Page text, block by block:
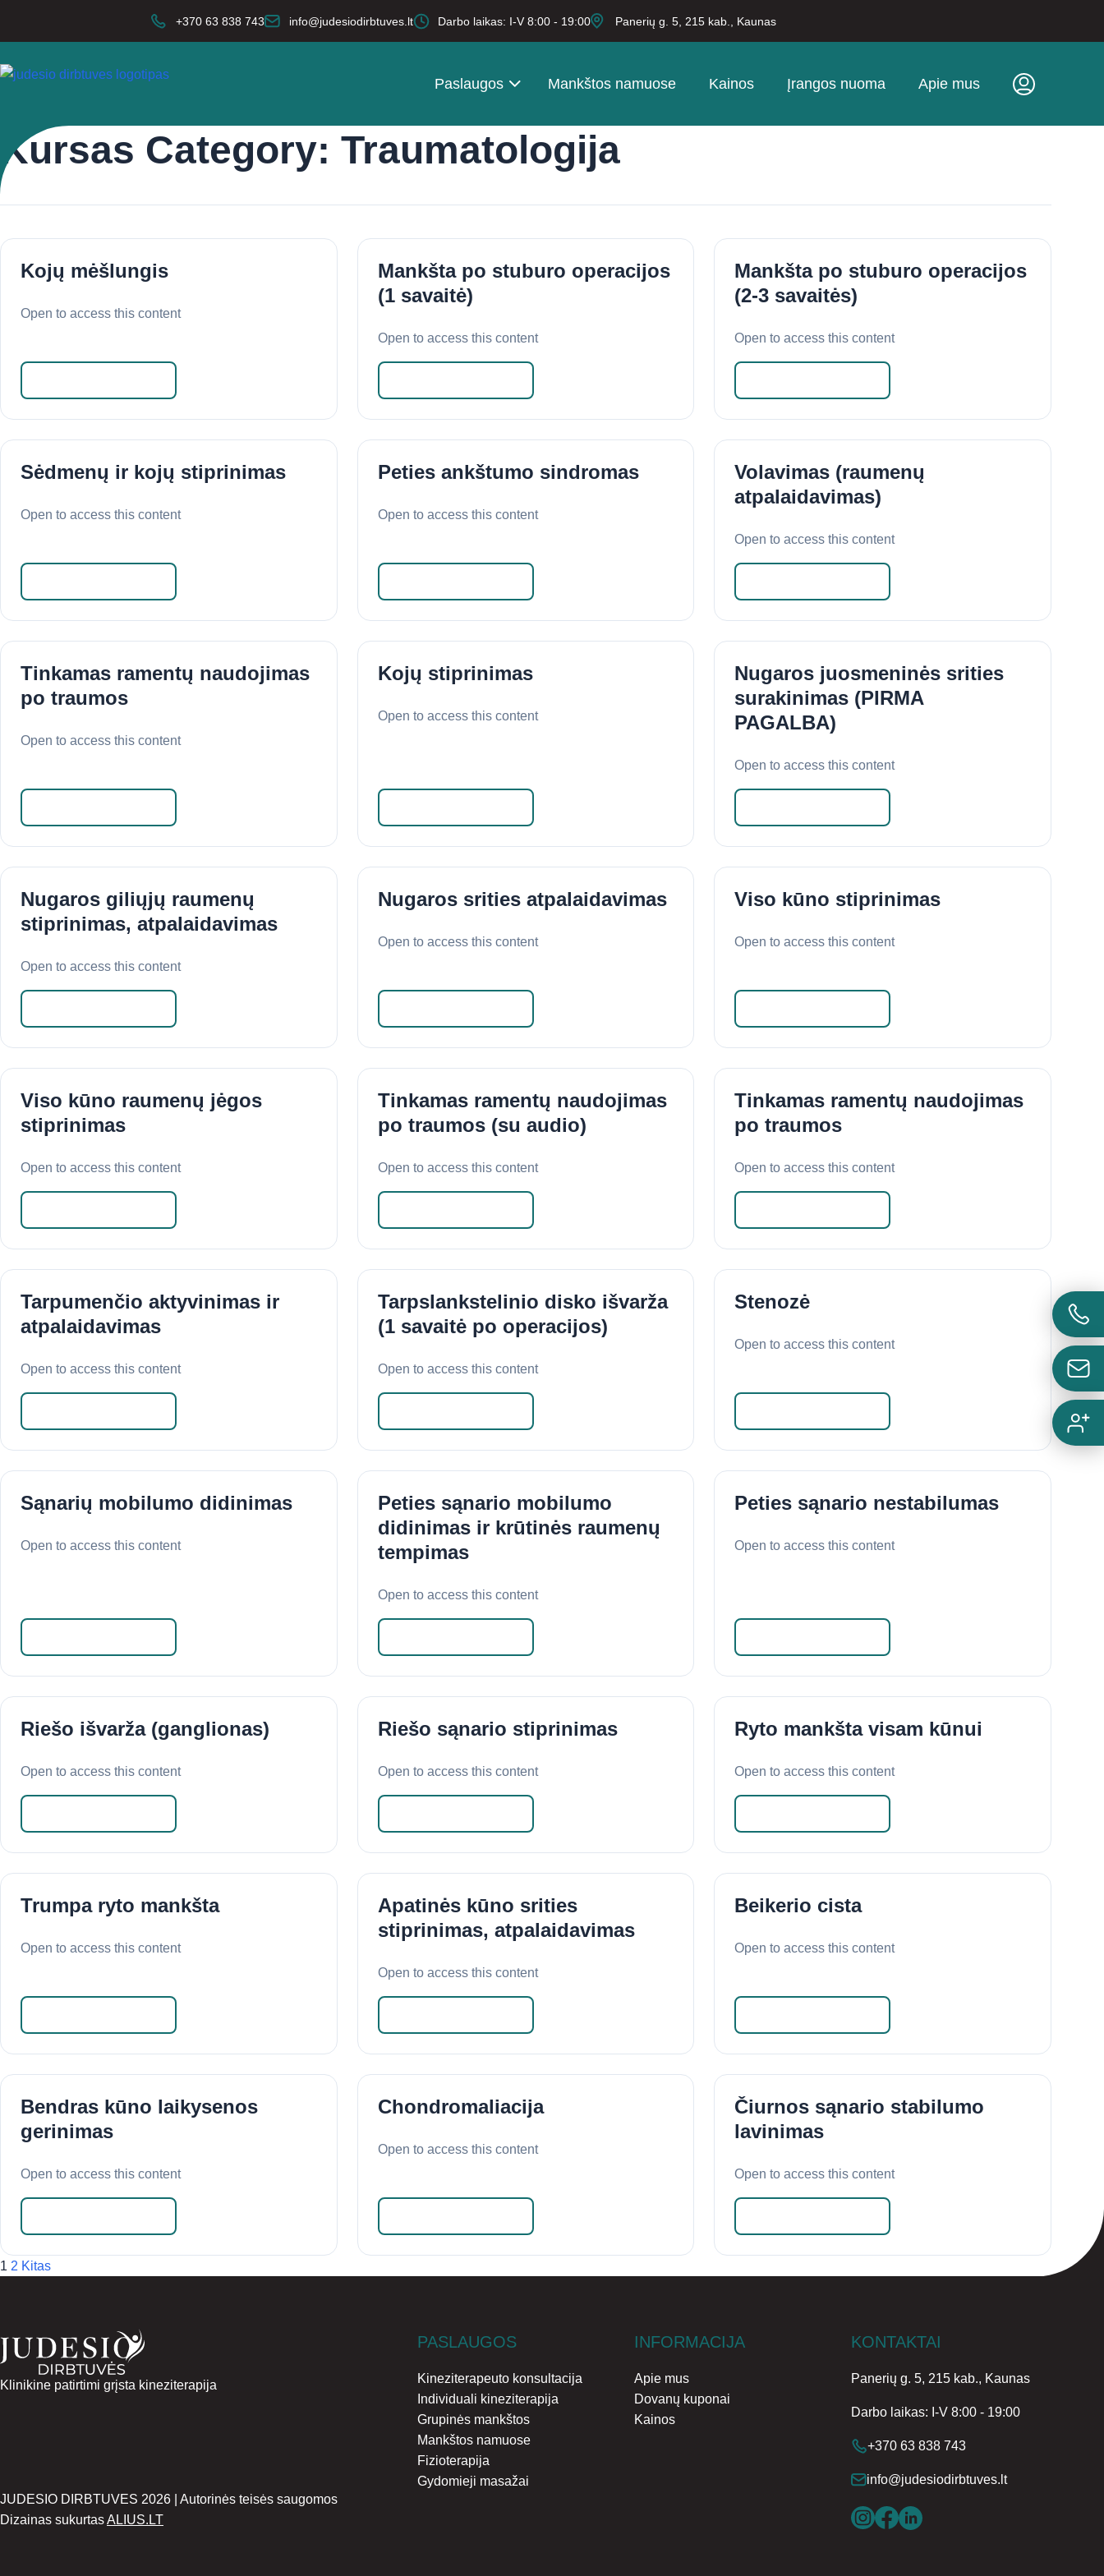
+370 63 838 743 info@judesiodirbtuves.lt Darbo laikas: I-V 8:00 - 19:00 Panerių g. 5, 215 kab., Kaunas
Paslaugos Mankštos namuose Kainos Įrangos nuoma Apie mus
Kursas Category: Traumatologija
Kojų mėšlungis
Open to access this content
Mankšta po stuburo operacijos
(1 savaitė)
Open to access this content
Mankšta po stuburo operacijos
(2-3 savaitės)
Open to access this content
Sėdmenų ir kojų stiprinimas
Open to access this content
Peties ankštumo sindromas
Open to access this content
Volavimas (raumenų
atpalaidavimas)
Open to access this content
Tinkamas ramentų naudojimas
po traumos
Open to access this content
Kojų stiprinimas
Open to access this content
Nugaros juosmeninės srities
surakinimas (PIRMA
PAGALBA)
Open to access this content
Nugaros giliųjų raumenų
stiprinimas, atpalaidavimas
Open to access this content
Nugaros srities atpalaidavimas
Open to access this content
Viso kūno stiprinimas
Open to access this content
Viso kūno raumenų jėgos
stiprinimas
Open to access this content
Tinkamas ramentų naudojimas
po traumos (su audio)
Open to access this content
Tinkamas ramentų naudojimas
po traumos
Open to access this content
Tarpumenčio aktyvinimas ir
atpalaidavimas
Open to access this content
Tarpslankstelinio disko išvarža
(1 savaitė po operacijos)
Open to access this content
Stenozė
Open to access this content
Sąnarių mobilumo didinimas
Open to access this content
Peties sąnario mobilumo
didinimas ir krūtinės raumenų
tempimas
Open to access this content
Peties sąnario nestabilumas
Open to access this content
Riešo išvarža (ganglionas)
Open to access this content
Riešo sąnario stiprinimas
Open to access this content
Ryto mankšta visam kūnui
Open to access this content
Trumpa ryto mankšta
Open to access this content
Apatinės kūno srities
stiprinimas, atpalaidavimas
Open to access this content
Beikerio cista
Open to access this content
Bendras kūno laikysenos
gerinimas
Open to access this content
Chondromaliacija
Open to access this content
Čiurnos sąnario stabilumo
lavinimas
Open to access this content
Įrašų puslapiavimas
1 2 Kitas
Klinikine patirtimi grįsta kineziterapija
JUDESIO DIRBTUVES 2026 | Autorinės teisės saugomos
Dizainas sukurtasALIUS.LT
PASLAUGOS
Kineziterapeuto konsultacija
Individuali kineziterapija
Grupinės mankštos
Mankštos namuose
Fizioterapija
Gydomieji masažai
INFORMACIJA
Apie mus
Dovanų kuponai
Kainos
KONTAKTAI
Panerių g. 5, 215 kab., Kaunas
Darbo laikas: I-V 8:00 - 19:00
+370 63 838 743
info@judesiodirbtuves.lt